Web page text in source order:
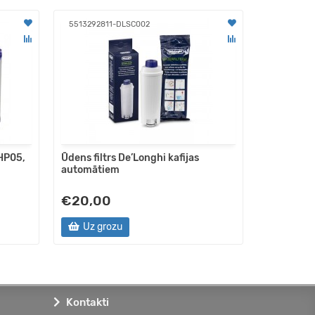
5513292811-DLSC002
Ūdens filtrs De’Longhi kafijas
automātiem
€20,00
Uz grozu
Kontakti